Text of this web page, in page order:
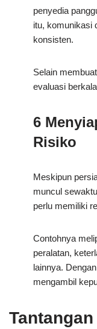
penyedia
itu, komunikasi
konsisten.
Selain
evaluasi
6
Risiko
Meskipun
muncul
perlu memiliki
Contohnya
peralatan,
lainnya.
mengambil